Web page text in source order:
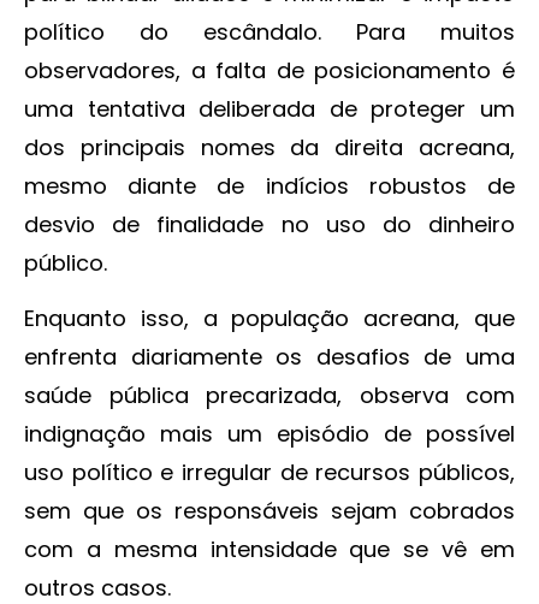
político do escândalo. Para muitos
observadores, a falta de posicionamento é
uma tentativa deliberada de proteger um
dos principais nomes da direita acreana,
mesmo diante de indícios robustos de
desvio de finalidade no uso do dinheiro
público.
Enquanto isso, a população acreana, que
enfrenta diariamente os desafios de uma
saúde pública precarizada, observa com
indignação mais um episódio de possível
uso político e irregular de recursos públicos,
sem que os responsáveis sejam cobrados
com a mesma intensidade que se vê em
outros casos.